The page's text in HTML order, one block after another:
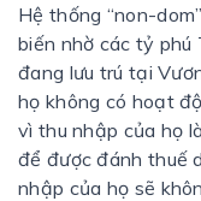
Hệ thống “non-
biến nhờ các tỷ phú
đang lưu trú tại
họ không có hoạt
vì thu nhập của họ
để được đánh thuế
nhập của họ sẽ